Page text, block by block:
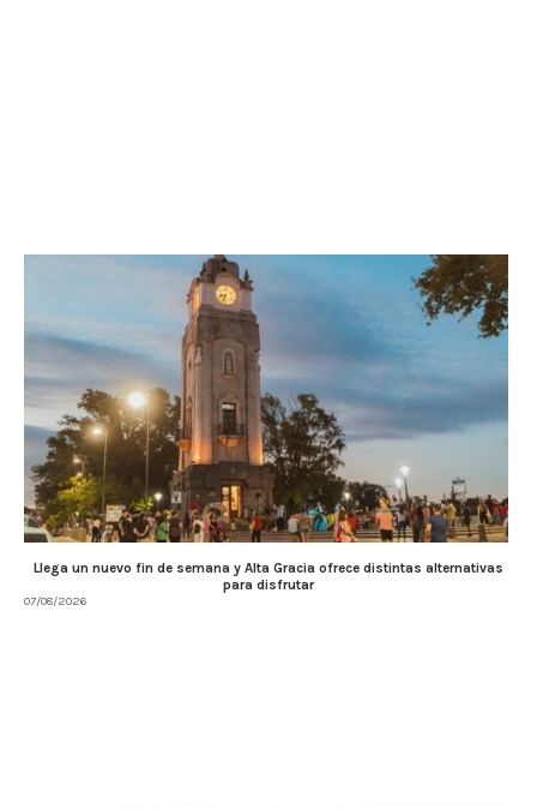
Llega un nuevo fin de semana y Alta Gracia ofrece distintas alternativas
para disfrutar
07/08/2026